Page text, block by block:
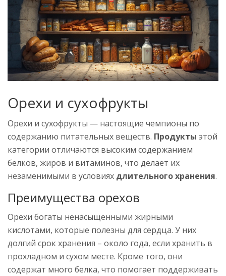
Орехи и сухофрукты
Орехи и сухофрукты — настоящие чемпионы по
содержанию питательных веществ. Продукты этой
категории отличаются высоким содержанием
белков, жиров и витаминов, что делает их
незаменимыми в условиях длительного хранения.
Преимущества орехов
Орехи богаты ненасыщенными жирными
кислотами, которые полезны для сердца. У них
долгий срок хранения – около года, если хранить в
прохладном и сухом месте. Кроме того, они
содержат много белка, что помогает поддерживать